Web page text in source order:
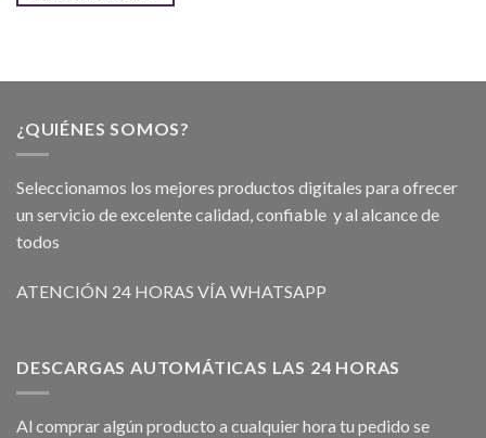
¿QUIÉNES SOMOS?
Seleccionamos los mejores productos digitales para ofrecer
un servicio de excelente calidad, confiable y al alcance de
todos
ATENCIÓN 24 HORAS VÍA WHATSAPP
DESCARGAS AUTOMÁTICAS LAS 24 HORAS
Al comprar algún producto a cualquier hora tu pedido se